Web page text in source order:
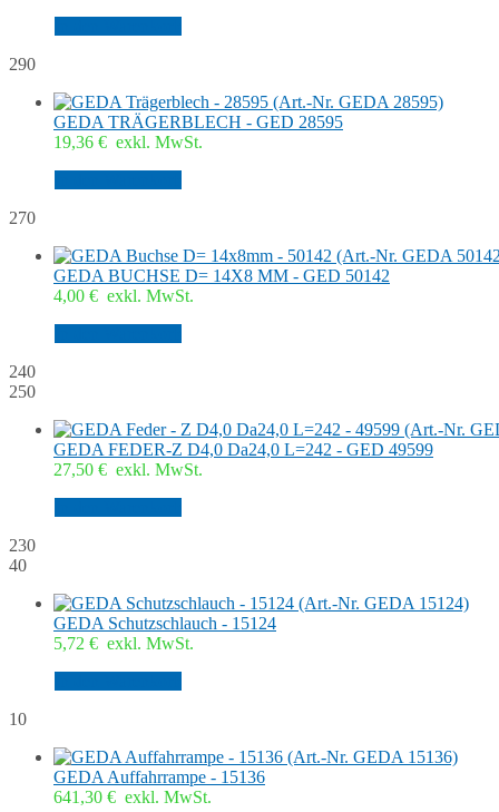
290
GEDA TRÄGERBLECH - GED 28595
19,36 € exkl. MwSt.
270
GEDA BUCHSE D= 14X8 MM - GED 50142
4,00 € exkl. MwSt.
240
250
GEDA FEDER-Z D4,0 Da24,0 L=242 - GED 49599
27,50 € exkl. MwSt.
230
40
GEDA Schutzschlauch - 15124
5,72 € exkl. MwSt.
10
GEDA Auffahrrampe - 15136
641,30 € exkl. MwSt.